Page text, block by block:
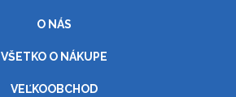
O NÁS
VŠETKO O NÁKUPE
VEĽKOOBCHOD